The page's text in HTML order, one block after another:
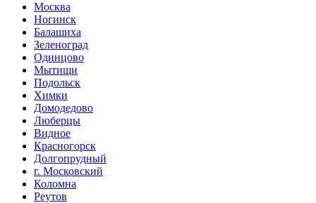
Москва
Ногинск
Балашиха
Зеленоград
Одинцово
Мытищи
Подольск
Химки
Домодедово
Люберцы
Видное
Красногорск
Долгопрудный
г. Московский
Коломна
Реутов